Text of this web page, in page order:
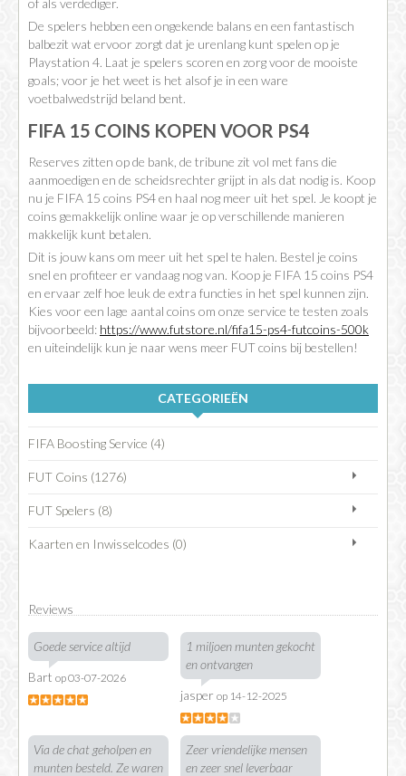
De spelers hebben een ongekende balans en een fantastisch
balbezit wat ervoor zorgt dat je urenlang kunt spelen op je
Playstation 4. Laat je spelers scoren en zorg voor de mooiste
goals; voor je het weet is het alsof je in een ware
voetbalwedstrijd beland bent.
FIFA 15 COINS KOPEN VOOR PS4
Reserves zitten op de bank, de tribune zit vol met fans die
aanmoedigen en de scheidsrechter grijpt in als dat nodig is. Koop
nu je FIFA 15 coins PS4 en haal nog meer uit het spel. Je koopt je
coins gemakkelijk online waar je op verschillende manieren
makkelijk kunt betalen.
Dit is jouw kans om meer uit het spel te halen. Bestel je coins
snel en profiteer er vandaag nog van. Koop je FIFA 15 coins PS4
en ervaar zelf hoe leuk de extra functies in het spel kunnen zijn.
Kies voor een lage aantal coins om onze service te testen zoals
bijvoorbeeld: https://www.futstore.nl/fifa15-ps4-futcoins-500k
en uiteindelijk kun je naar wens meer FUT coins bij bestellen!
CATEGORIEËN
FIFA Boosting Service (4)
FUT Coins (1276)
FUT Spelers (8)
Kaarten en Inwisselcodes (0)
Reviews
Goede service altijd
Bart op 03-07-2026
1 miljoen munten gekocht
en ontvangen
jasper op 14-12-2025
Via de chat geholpen en
munten besteld. Ze waren
Zeer vriendelijke mensen
en zeer snel leverbaar